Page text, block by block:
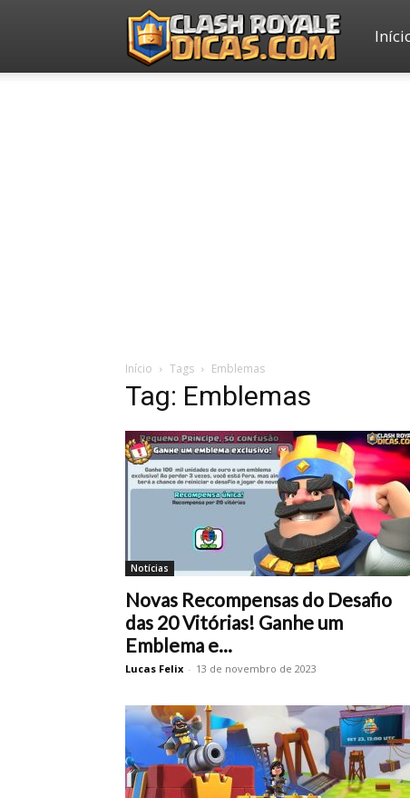
Clash
Início Tags Emblemas
Tag: Emblemas
Notícias
Novas Recompensas do Desafio
das 20 Vitórias! Ganhe um
Emblema e...
Lucas Felix - 13 de novembro de 2023